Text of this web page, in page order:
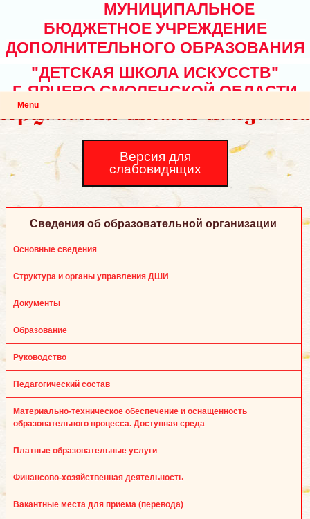
МУНИЦИПАЛЬНОЕ
БЮДЖЕТНОЕ УЧРЕЖДЕНИЕ
ДОПОЛНИТЕЛЬНОГО ОБРАЗОВАНИЯ
"ДЕТСКАЯ ШКОЛА ИСКУССТВ"
Г. ЯРЦЕВО СМОЛЕНСКОЙ ОБЛАСТИ
Menu
Версия для
слабовидящих
Сведения об образовательной организации
Основные сведения
Структура и органы управления ДШИ
Документы
Образование
Руководство
Педагогический состав
Материально-техническое обеспечение и оснащенность
образовательного процесса. Доступная среда
Платные образовательные услуги
Финансово-хозяйственная деятельность
Вакантные места для приема (перевода)